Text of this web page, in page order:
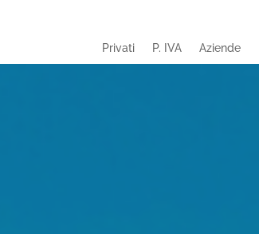
Privati P. IVA Aziende